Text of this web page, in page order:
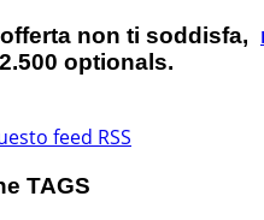
non ti soddisfa,
optionals.
feed RSS
TAGS